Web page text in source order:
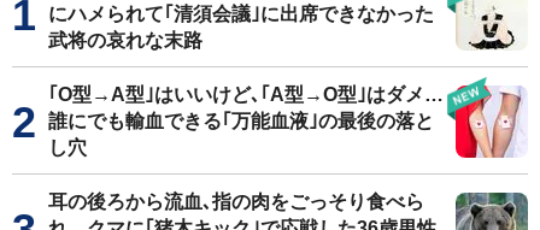
にハメられて｢清須会議｣に出席できなかった
武将の哀れな末路
｢O型→A型｣はいいけど､｢A型→O型｣はダメ…
誰にでも輸血できる｢万能血液｣の最後の落と
し穴
耳の後ろから流血､指の肉をごっそり食べら